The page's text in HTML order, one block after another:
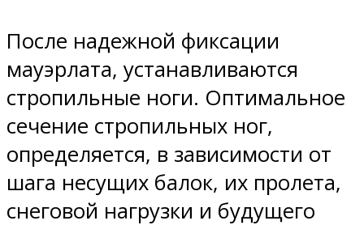
После надежной фиксации
мауэрлата, устанавливаются
стропильные ноги. Оптимальное
сечение стропильных ног,
определяется, в зависимости от
шага несущих балок, их пролета,
снеговой нагрузки и будущего